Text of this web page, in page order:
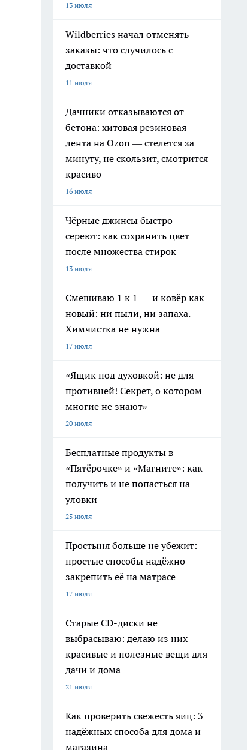
13 июля
Wildberries начал отменять
заказы: что случилось с
доставкой
11 июля
Дачники отказываются от
бетона: хитовая резиновая
лента на Ozon — стелется за
минуту, не скользит, смотрится
красиво
16 июля
Чёрные джинсы быстро
сереют: как сохранить цвет
после множества стирок
13 июля
Смешиваю 1 к 1 — и ковёр как
новый: ни пыли, ни запаха.
Химчистка не нужна
17 июля
«Ящик под духовкой: не для
противней! Секрет, о котором
многие не знают»
20 июля
Бесплатные продукты в
«Пятёрочке» и «Магните»: как
получить и не попасться на
уловки
25 июля
Простыня больше не убежит:
простые способы надёжно
закрепить её на матрасе
17 июля
Старые CD-диски не
выбрасываю: делаю из них
красивые и полезные вещи для
дачи и дома
21 июля
Как проверить свежесть яиц: 3
надёжных способа для дома и
магазина